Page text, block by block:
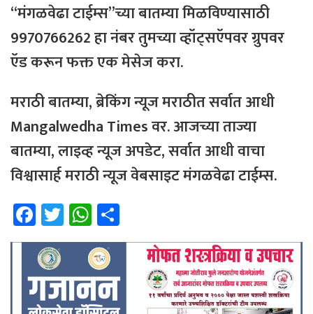
“मंगळवेढा टाईम्स”च्या बातम्या मिळविण्यासाठी
9970766262 हा नंबर तुमच्या व्हॉट्सऍपवर ग्रुपवर
ऍड करून फक्त एक मेसेज करा.
मराठी बातम्या, ब्रेकिंग न्यूज मराठीत सर्वात आधी
Mangalwedha Times वर. आजच्या ताज्या
बातम्या, लाइव्ह न्यूज अपडेट, सर्वात आधी वाचा
विश्वासार्ह मराठी न्यूज वेबसाइट मंगळवेढा टाईम्स.
Fa
ce
b
o
ok
T
wi
er
W
h
at
sA
p
ar